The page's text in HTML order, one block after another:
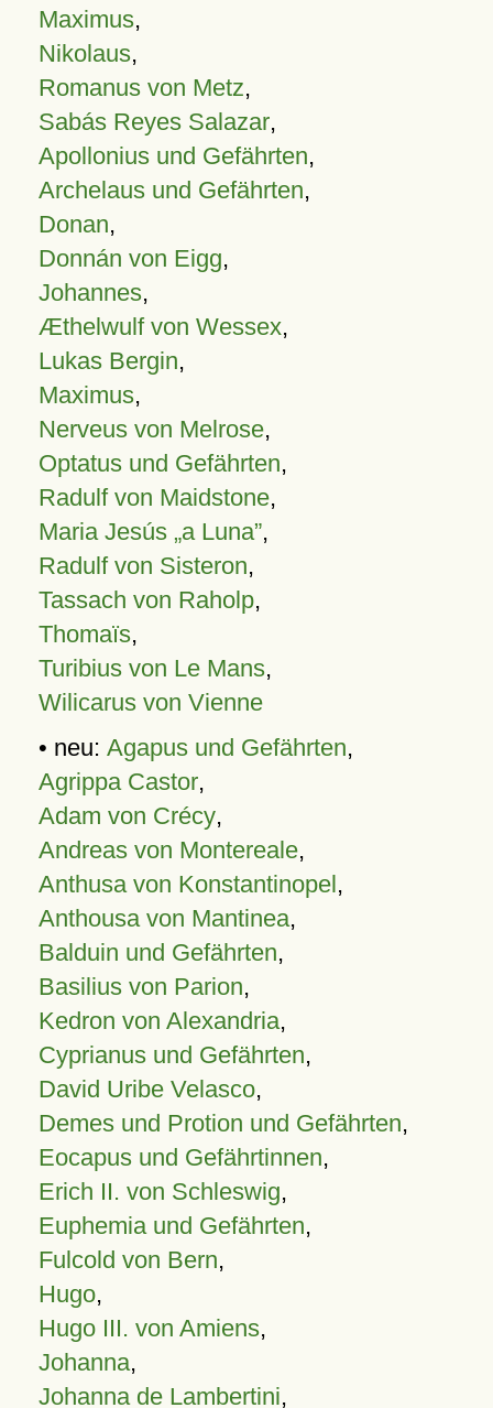
Maximus,
Nikolaus,
Romanus von Metz,
Sabás Reyes Salazar,
Apollonius und Gefährten,
Archelaus und Gefährten,
Donan,
Donnán von Eigg,
Johannes,
Æthelwulf von Wessex,
Lukas Bergin,
Maximus,
Nerveus von Melrose,
Optatus und Gefährten,
Radulf von Maidstone,
Maria Jesús „a Luna”,
Radulf von Sisteron,
Tassach von Raholp,
Thomaïs,
Turibius von Le Mans,
Wilicarus von Vienne
• neu: Agapus und Gefährten,
Agrippa Castor,
Adam von Crécy,
Andreas von Montereale,
Anthusa von Konstantinopel,
Anthousa von Mantinea,
Balduin und Gefährten,
Basilius von Parion,
Kedron von Alexandria,
Cyprianus und Gefährten,
David Uribe Velasco,
Demes und Protion und Gefährten,
Eocapus und Gefährtinnen,
Erich II. von Schleswig,
Euphemia und Gefährten,
Fulcold von Bern,
Hugo,
Hugo III. von Amiens,
Johanna,
Johanna de Lambertini,